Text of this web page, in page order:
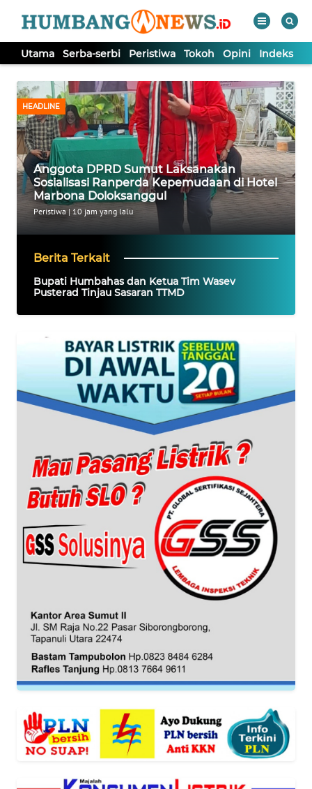
Utama Serba-serbi Peristiwa Tokoh Opini Indeks
HEADLINE
Anggota DPRD Sumut Laksanakan
Sosialisasi Ranperda Kepemudaan di Hotel
Marbona Doloksanggul
Peristiwa| 10 jam yang lalu
Berita Terkait
Bupati Humbahas dan Ketua Tim Wasev
Pusterad Tinjau Sasaran TTMD
WAHANA
TV
Tutup
UTAMA
SERBA-
SERBI
PERISTIWA
BERITA
INFO
IKLAN
TENTANG
KAMI
SIBER
REDAKSI
KARIR
DISCLAIMER
Wahana
Regional